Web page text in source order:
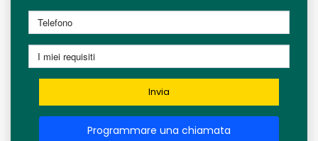
Invia
Programmare una chiamata